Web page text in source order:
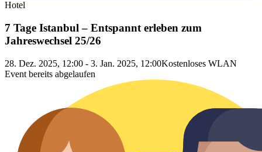
Hotel
7 Tage Istanbul – Entspannt erleben zum
Jahreswechsel 25/26
28. Dez. 2025, 12:00 - 3. Jan. 2025, 12:00Kostenloses WLAN
Event bereits abgelaufen